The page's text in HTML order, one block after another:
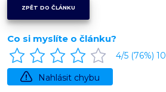
ZPĚT DO ČLÁNKU
Co si myslíte o článku?
4/5 (76%) 10
Nahlásit chybu